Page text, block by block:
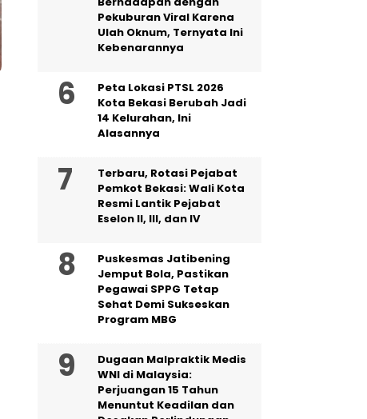
Pekuburan Viral Karena
Ulah Oknum, Ternyata Ini
Kebenarannya
Peta Lokasi PTSL 2026
Kota Bekasi Berubah Jadi
14 Kelurahan, Ini
Alasannya
‎Terbaru, Rotasi Pejabat
Pemkot Bekasi: Wali Kota
Resmi Lantik Pejabat
Eselon II, III, dan IV ‎
Puskesmas Jatibening
Jemput Bola, Pastikan
Pegawai SPPG Tetap
Sehat Demi Sukseskan
Program MBG
‎Dugaan Malpraktik Medis
WNI di Malaysia:
Perjuangan 15 Tahun
Menuntut Keadilan dan